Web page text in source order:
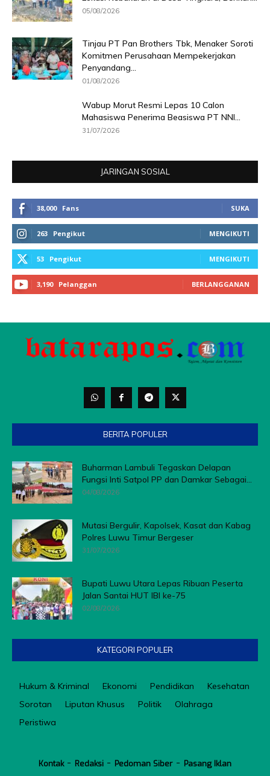
BERITA POPULER
Buharman Lambuli Tegaskan Delapan
Fungsi Inti Satpol PP dan Damkar Sebagai...
04/08/2026
Mutasi Bergulir, Kapolsek, Kasat dan Kabag
Polres Luwu Timur Bergeser
31/07/2026
Bupati Luwu Utara Lepas Ribuan Peserta
Jalan Santai HUT IBI ke-75
02/08/2026
KATEGORI POPULER
Hukum & Kriminal Ekonomi Pendidikan
Kesehatan
Sorotan
Liputan Khusus Politik
Olahraga
Peristiwa
Kontak Redaksi Pedoman Siber Pasang Iklan